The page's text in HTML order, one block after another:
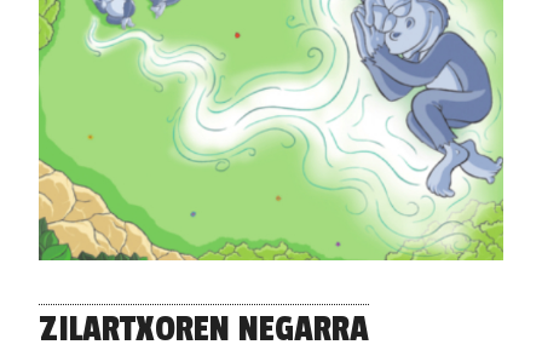
ZILARTXOREN NEGARRA